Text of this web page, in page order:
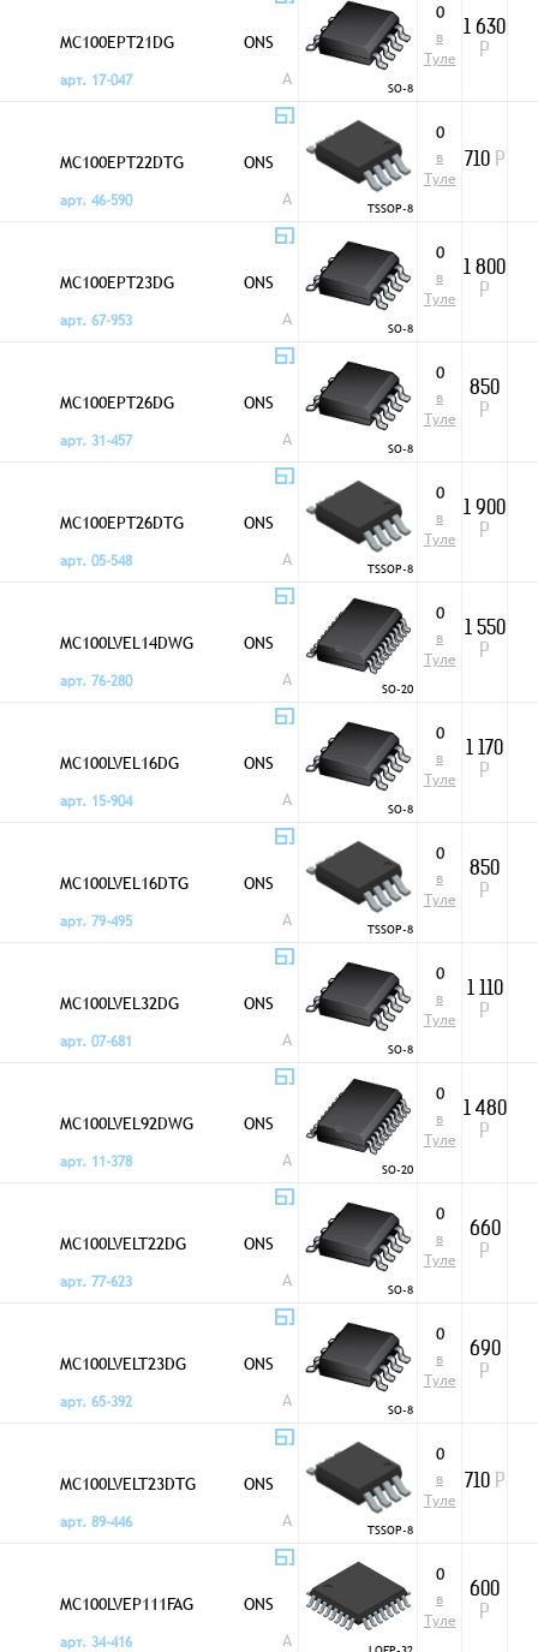
MC100EPT21DG
ONS
арт. 17-047
A SO-8
0
в
Туле
1 630
Р
MC100EPT22DTG
ONS
арт. 46-590
A TSSOP-8
0
в
Туле
710 Р
MC100EPT23DG
ONS
арт. 67-953
A SO-8
0
в
Туле
1 800
Р
MC100EPT26DG
ONS
арт. 31-457
A SO-8
0
в
Туле
850
Р
MC100EPT26DTG
ONS
арт. 05-548
A TSSOP-8
0
в
Туле
1 900
Р
MC100LVEL14DWG
ONS
арт. 76-280
A SO-20
0
в
Туле
1 550
Р
MC100LVEL16DG
ONS
арт. 15-904
A SO-8
0
в
Туле
1 170
Р
MC100LVEL16DTG
ONS
арт. 79-495
A TSSOP-8
0
в
Туле
850
Р
MC100LVEL32DG
ONS
арт. 07-681
A SO-8
0
в
Туле
1 110
Р
MC100LVEL92DWG
ONS
арт. 11-378
A SO-20
0
в
Туле
1 480
Р
MC100LVELT22DG
ONS
арт. 77-623
A SO-8
0
в
Туле
660
Р
MC100LVELT23DG
ONS
арт. 65-392
A SO-8
0
в
Туле
690
Р
MC100LVELT23DTG
ONS
арт. 89-446
A TSSOP-8
0
в
Туле
710 Р
MC100LVEP111FAG
ONS
арт. 34-416
A
0
в
Туле
600
Р